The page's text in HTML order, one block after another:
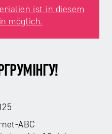
ist in diesem
möglich.
ABC